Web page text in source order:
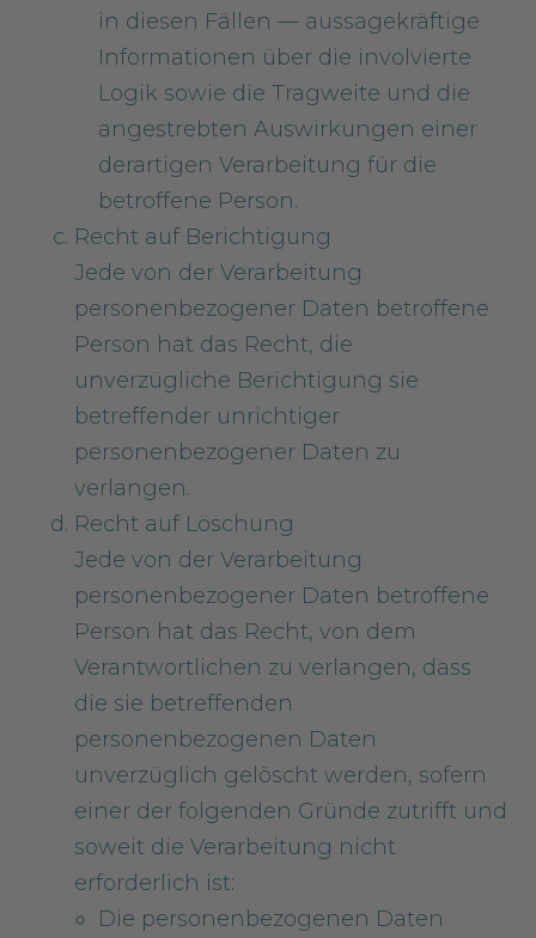
in diesen Fällen — aussagekräftige
Informationen über die involvierte
Logik sowie die Tragweite und die
angestrebten Auswirkungen einer
derartigen Verarbeitung für die
betroffene Person.
Recht auf Berichtigung
Jede von der Verarbeitung
personenbezogener Daten betroffene
Person hat das Recht, die
unverzügliche Berichtigung sie
betreffender unrichtiger
personenbezogener Daten zu
verlangen.
Recht auf Löschung
Jede von der Verarbeitung
personenbezogener Daten betroffene
Person hat das Recht, von dem
Verantwortlichen zu verlangen, dass
die sie betreffenden
personenbezogenen Daten
unverzüglich gelöscht werden, sofern
einer der folgenden Gründe zutrifft und
soweit die Verarbeitung nicht
erforderlich ist:
Die personenbezogenen Daten